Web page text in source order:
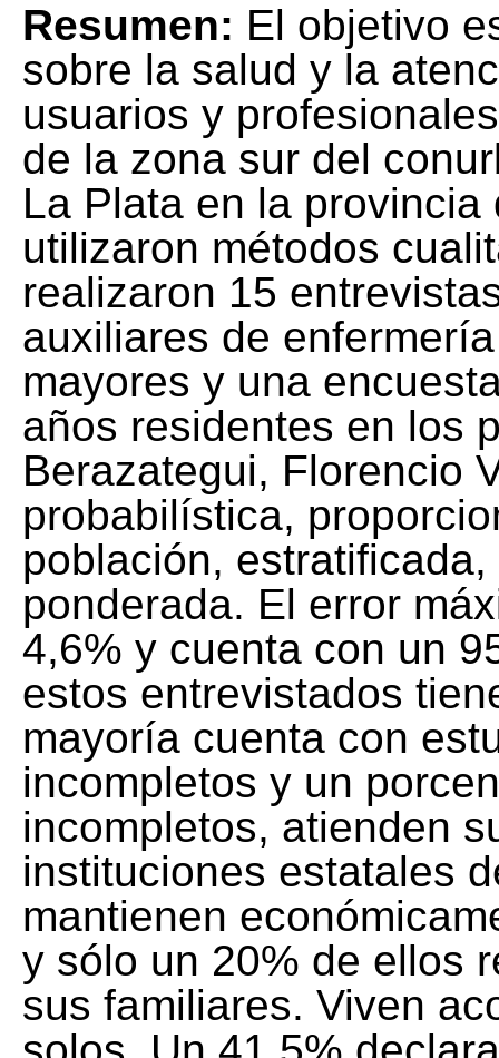
Resumen: El objetivo
sobre la salud y la
usuarios y
de la zona sur del
La Plata en la
utilizaron métodos
realizaron 15
auxiliares de
mayores y una
años residentes en los
Berazategui, Florencio
probabilística,
población,
ponderada. El error
4,6% y cuenta con un
estos entrevistados
mayoría cuenta con
incompletos y un
incompletos, atienden
instituciones estatales
mantienen
y sólo un 20% de ellos
sus familiares. Viven